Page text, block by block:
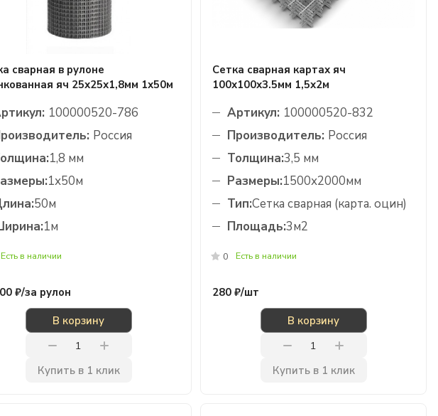
сварная в рулоне
яч 25х25х1,8мм 1х50м
100000520-786
Россия
1,8 мм
1х50м
50м
1м
Есть в наличии
₽/за рулон
В корзину
Купить в 1 клик
Сетка сварная картах яч
100х100х3.5мм 1,5х2м
Артикул: 100000520-832
Производитель: Россия
Толщина:3,5 мм
Размеры:1500х2000мм
Тип:Сетка сварная (карта. оцин)
Площадь:3м2
0 Есть в наличии
280 ₽/шт
В корзину
Купить в 1 клик